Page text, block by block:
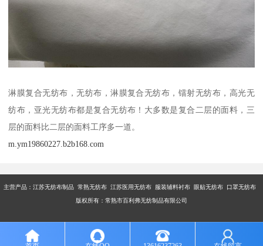
淋膜复合无纺布，无纺布，淋膜复合无纺布，镭射无纺布，高光无
纺布，亚光无纺布都是复合无纺布！大多数是复合二层的面料，三
层的面料比二层的面料工序多一道。
m.ym19860227.b2b168.com
主营产品：江苏无纺布制品 常熟无纺布 江苏医用无纺布 服装辅料衬布 眼贴无纺布 口罩无纺布
版权所有：常熟市百利弗无纺制品有限公司